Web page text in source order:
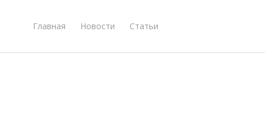
Главная Новости Статьи